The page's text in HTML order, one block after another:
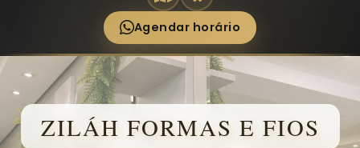
Agendar horário
ZILÁH FORMAS E FIOS